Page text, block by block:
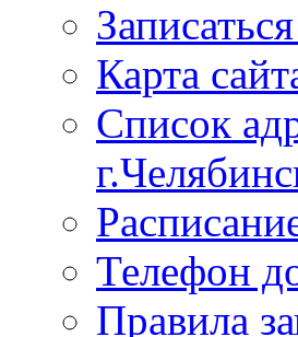
Карта
Список
Телефон
Правила